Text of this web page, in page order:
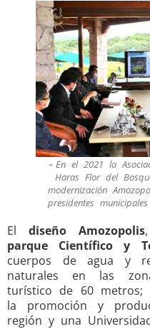
En el 2021 la
Haras Flor del
modernización
presidentes
El diseño Amozopolis
parque Científico y
cuerpos de agua y
naturales en las
turístico de 60 metros;
la promoción y
región y una